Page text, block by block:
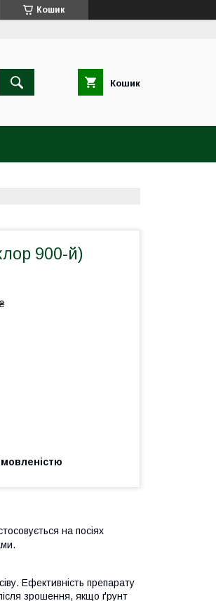
Кошик
Кошик
900-й)
на посіях
Ефективність препарату
зрошення, якщо ґрунт